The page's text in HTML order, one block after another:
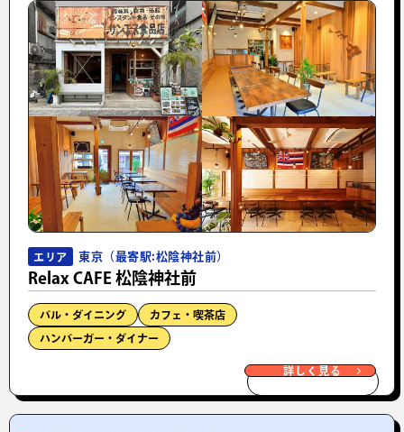
エリア 東京（最寄駅:松陰神社前）
Relax CAFE 松陰神社前
バル・ダイニング カフェ・喫茶店
ハンバーガー・ダイナー
詳しく見る